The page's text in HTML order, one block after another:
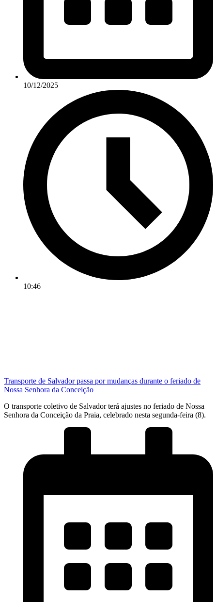
10/12/2025
10:46
Transporte de Salvador passa por mudanças durante o feriado de
Nossa Senhora da Conceição
O transporte coletivo de Salvador terá ajustes no feriado de Nossa
Senhora da Conceição da Praia, celebrado nesta segunda-feira (8).